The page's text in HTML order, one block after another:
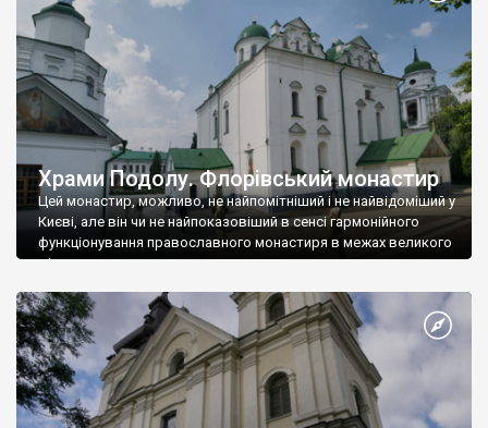
Храми Подолу. Флорівський монастир
Цей монастир, можливо, не найпомітніший і не найвідоміший у
Києві, але він чи не найпоказовіший в сенсі гармонійного
функціонування православного монастиря в межах великого
міста.